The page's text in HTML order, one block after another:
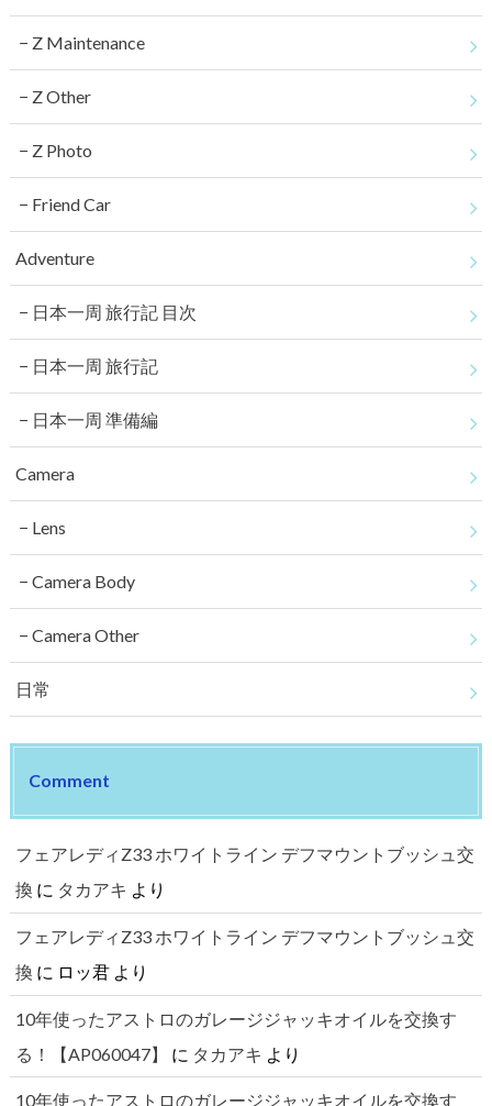
Z Maintenance
Z Other
Z Photo
Friend Car
Adventure
日本一周 旅行記 目次
日本一周 旅行記
日本一周 準備編
Camera
Lens
Camera Body
Camera Other
日常
Comment
フェアレディZ33 ホワイトライン デフマウントブッシュ交
換 に タカアキ より
フェアレディZ33 ホワイトライン デフマウントブッシュ交
換 に ロッ君より
10年使ったアストロのガレージジャッキオイルを交換す
る！【AP060047】
に タカアキ より
10年使ったアストロのガレージジャッキオイルを交換す